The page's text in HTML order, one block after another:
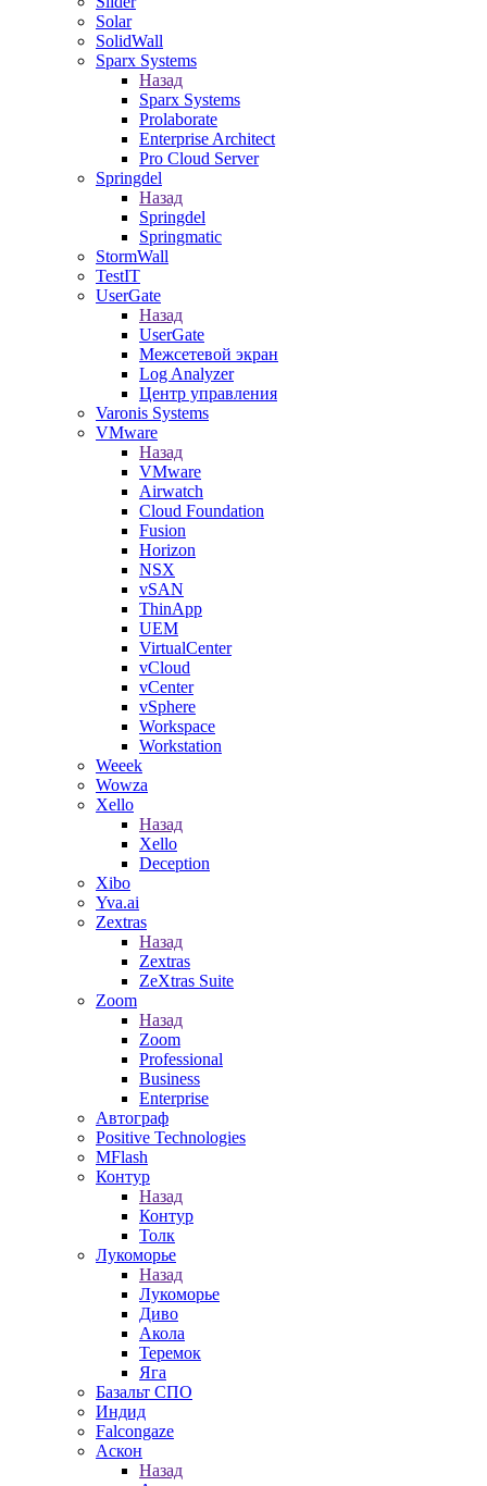
Solar
SolidWall
Sparx Systems
Назад
Sparx Systems
Prolaborate
Enterprise Architect
Pro Cloud Server
Springdel
Назад
Springdel
Springmatic
StormWall
TestIT
UserGate
Назад
UserGate
Межсетевой экран
Log Analyzer
Центр управления
Varonis Systems
VMware
Назад
VMware
Airwatch
Cloud Foundation
Fusion
Horizon
NSX
vSAN
ThinApp
UEM
VirtualCenter
vCloud
vCenter
vSphere
Workspace
Workstation
Weeek
Wowza
Xello
Назад
Xello
Deception
Xibo
Yva.ai
Zextras
Назад
Zextras
ZeXtras Suite
Zoom
Назад
Zoom
Professional
Business
Enterprise
Автограф
Positive Technologies
MFlash
Контур
Назад
Контур
Толк
Лукоморье
Назад
Лукоморье
Диво
Акола
Теремок
Яга
Базальт СПО
Индид
Falcongaze
Аскон
Назад